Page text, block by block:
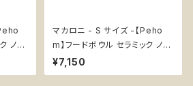
知
い防
マカロニ - S サイズ -【Peho
m】フードボウル セラミック ノン
スリップ エンリッチメント 犬 知
育 スローフィーダー 早食い防
¥7,150